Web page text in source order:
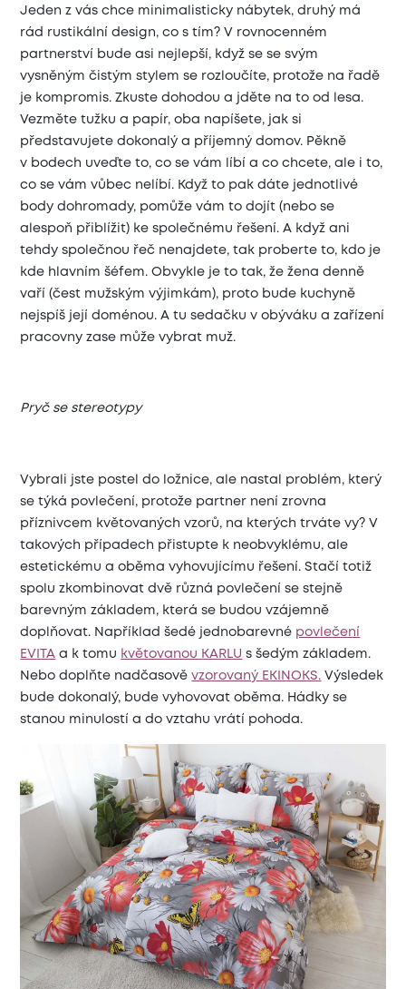
Jeden z vás chce minimalisticky nábytek, druhý má
rád rustikální design, co s tím? V rovnocenném
partnerství bude asi nejlepší, když se se svým
vysněným čistým stylem se rozloučíte, protože na řadě
je kompromis. Zkuste dohodou a jděte na to od lesa.
Vezměte tužku a papír, oba napíšete, jak si
představujete dokonalý a příjemný domov. Pěkně
v bodech uveďte to, co se vám líbí a co chcete, ale i to,
co se vám vůbec nelíbí. Když to pak dáte jednotlivé
body dohromady, pomůže vám to dojít (nebo se
alespoň přiblížit) ke společnému řešení. A když ani
tehdy společnou řeč nenajdete, tak proberte to, kdo je
kde hlavním šéfem. Obvykle je to tak, že žena denně
vaří (čest mužským výjimkám), proto bude kuchyně
nejspíš její doménou. A tu sedačku v obýváku a zařízení
pracovny zase může vybrat muž.
Pryč se stereotypy
Vybrali jste postel do ložnice, ale nastal problém, který
se týká povlečení, protože partner není zrovna
příznivcem květovaných vzorů, na kterých trváte vy? V
takových případech přistupte k neobvyklému, ale
estetickému a oběma vyhovujícímu řešení. Stačí totiž
spolu zkombinovat dvě různá povlečení se stejně
barevným základem, která se budou vzájemně
doplňovat. Například šedé jednobarevné povlečení
EVITA a k tomu květovanou KARLU s šedým základem.
Nebo doplňte nadčasověvzorovaný EKINOKS. Výsledek
bude dokonalý, bude vyhovovat oběma. Hádky se
stanou minulostí a do vztahu vrátí pohoda.